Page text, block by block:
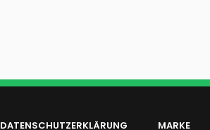
DATENSCHUTZERKLÄRUNG MARKE